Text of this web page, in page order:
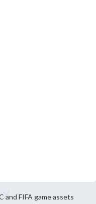
and FIFA game assets